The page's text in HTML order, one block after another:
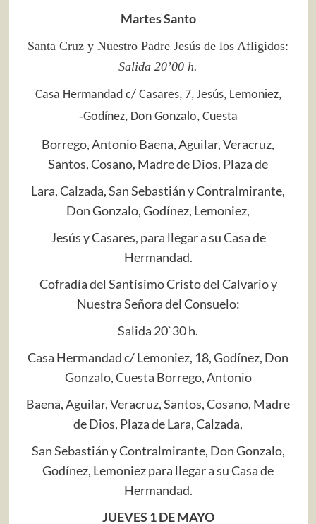
Martes Santo
Santa Cruz y Nuestro Padre Jesús de los Afligidos:
Salida 20’00 h.
Casa Hermandad c/ Casares, 7, Jesús, Lemoniez,
‐Godínez, Don Gonzalo, Cuesta
Borrego, Antonio Baena, Aguilar, Veracruz,
Santos, Cosano, Madre de Dios, Plaza de
Lara, Calzada, San Sebastián y Contralmirante,
Don Gonzalo, Godínez, Lemoniez,
Jesús y Casares, para llegar a su Casa de
Hermandad.
Cofradía del Santísimo Cristo del Calvario y
Nuestra Señora del Consuelo:
Salida 20`30 h.
Casa Hermandad c/ Lemoniez, 18, Godínez, Don
Gonzalo, Cuesta Borrego, Antonio
Baena, Aguilar, Veracruz, Santos, Cosano, Madre
de Dios, Plaza de Lara, Calzada,
San Sebastián y Contralmirante, Don Gonzalo,
Godínez, Lemoniez para llegar a su Casa de
Hermandad.
JUEVES 1 DE MAYO